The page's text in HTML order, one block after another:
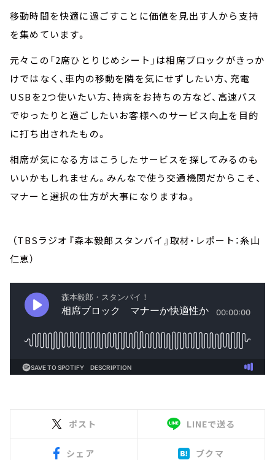
移動時間を快適に過ごすことに価値を見出す人から支持
を集めています。
元々この「2席ひとりじめシート」は相席ブロックがきっか
けではなく、車内の移動を隣を気にせずしたい方、充電
USBを2つ使いたい方、持病をお持ちの方など、高速バス
でゆったりと過ごしたいお客様へのサービス向上を目的
に打ち出されたもの。
相席が気になる方はこうしたサービスを探してみるのも
いいかもしれません。みんなで使う交通機関だからこそ、
マナーと選択の仕方が大事になりますね。
（TBSラジオ『森本毅郎スタンバイ』取材・レポート：糸山
仁恵）
ポスト LINEで送る
シェア ブクマ